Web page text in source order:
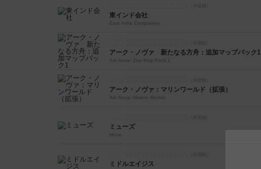
東インド会社
East India Companies
アーク・ノヴァ 新たなる方舟：追加マップパック1
Ark Nova: Zoo Map Pack 1
アーク・ノヴァ：マリンワールド（拡張）
Ark Nova: Marine Worlds
ミューズ
Muse
ミドルエイジス